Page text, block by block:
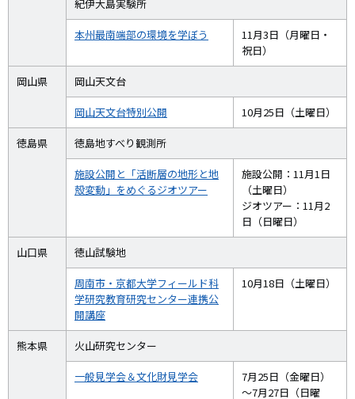
紀伊大島実験所
本州最南端部の環境を学ぼう
11月3日（月曜日・
祝日）
岡山県 岡山天文台
岡山天文台特別公開 10月25日（土曜日）
徳島県 徳島地すべり観測所
施設公開と「活断層の地形と地
殻変動」をめぐるジオツアー
施設公開：11月1日
（土曜日）
ジオツアー：11月2
日（日曜日）
山口県 徳山試験地
周南市・京都大学フィールド科
学研究教育研究センター連携公
開講座
10月18日（土曜日）
熊本県 火山研究センター
一般見学会＆文化財見学会
7月25日（金曜日）
～7月27日（日曜